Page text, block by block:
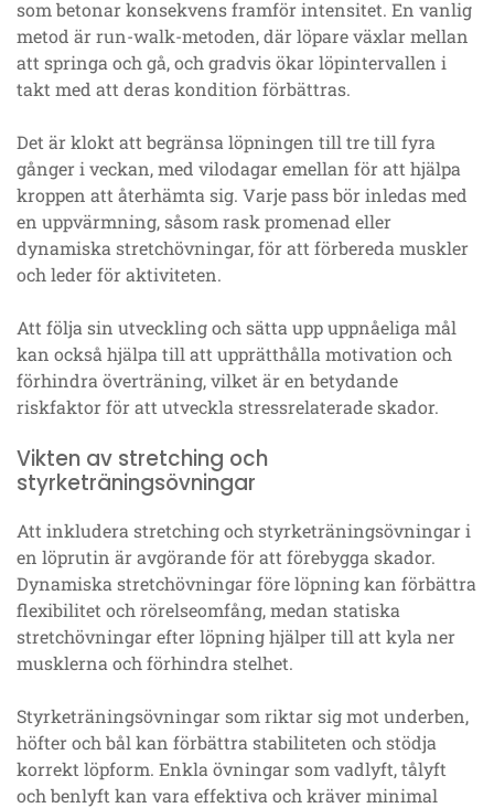
som betonar konsekvens framför intensitet. En vanlig
metod är run-walk-metoden, där löpare växlar mellan
att springa och gå, och gradvis ökar löpintervallen i
takt med att deras kondition förbättras.
Det är klokt att begränsa löpningen till tre till fyra
gånger i veckan, med vilodagar emellan för att hjälpa
kroppen att återhämta sig. Varje pass bör inledas med
en uppvärmning, såsom rask promenad eller
dynamiska stretchövningar, för att förbereda muskler
och leder för aktiviteten.
Att följa sin utveckling och sätta upp uppnåeliga mål
kan också hjälpa till att upprätthålla motivation och
förhindra överträning, vilket är en betydande
riskfaktor för att utveckla stressrelaterade skador.
Vikten av stretching och
styrketräningsövningar
Att inkludera stretching och styrketräningsövningar i
en löprutin är avgörande för att förebygga skador.
Dynamiska stretchövningar före löpning kan förbättra
flexibilitet och rörelseomfång, medan statiska
stretchövningar efter löpning hjälper till att kyla ner
musklerna och förhindra stelhet.
Styrketräningsövningar som riktar sig mot underben,
höfter och bål kan förbättra stabiliteten och stödja
korrekt löpform. Enkla övningar som vadlyft, tålyft
och benlyft kan vara effektiva och kräver minimal